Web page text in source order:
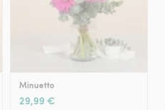
Minuetto
29,99 €